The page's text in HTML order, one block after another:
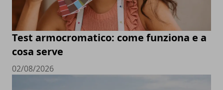
Test armocromatico: come funziona e a
cosa serve
02/08/2026